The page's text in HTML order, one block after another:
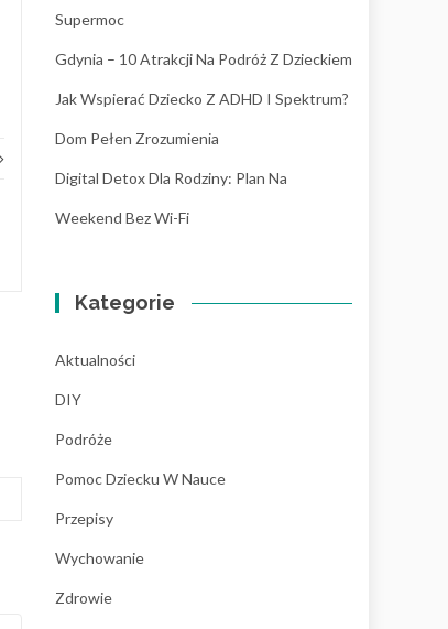
Wychowanie
Supermoc
Gdynia – 10 Atrakcji Na Podróż Z Dzieckiem
Jak Wspierać Dziecko Z ADHD I Spektrum?
Dom Pełen Zrozumienia
Digital Detox Dla Rodziny: Plan Na
Weekend Bez Wi-Fi
Kategorie
Aktualności
DIY
Podróże
Pomoc Dziecku W Nauce
Przepisy
Wychowanie
Zdrowie